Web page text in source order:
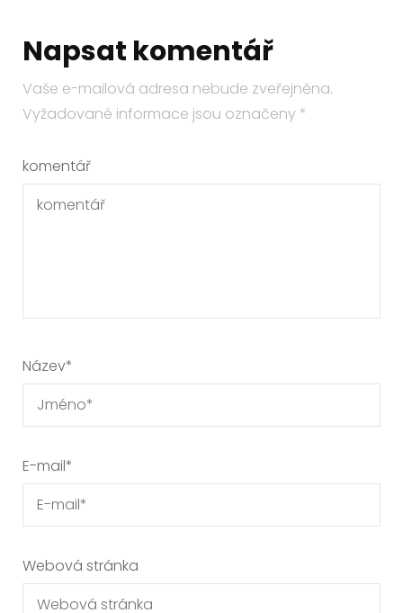
Napsat komentář
Vaše e-mailová adresa nebude zveřejněna.
Vyžadované informace jsou označeny *
komentář
Název*
E-mail*
Webová stránka